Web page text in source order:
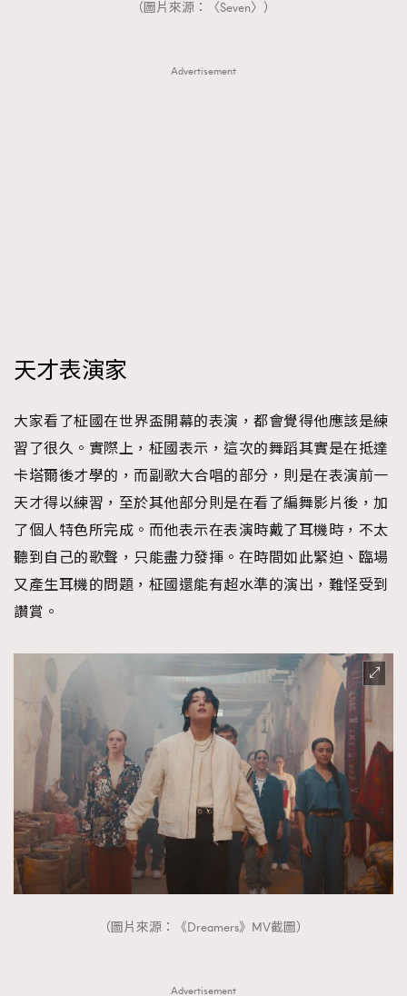
TRENDING
（圖片來源：〈Seven〉）
Advertisement
天才表演家
大家看了柾國在世界盃開幕的表演，都會覺得他應該是練
習了很久。實際上，柾國表示，這次的舞蹈其實是在抵達
卡塔爾後才學的，而副歌大合唱的部分，則是在表演前一
天才得以練習，至於其他部分則是在看了編舞影片後，加
了個人特色所完成。而他表示在表演時戴了耳機時，不太
聽到自己的歌聲，只能盡力發揮。在時間如此緊迫、臨場
又產生耳機的問題，柾國還能有超水準的演出，難怪受到
讚賞。
（圖片來源：《Dreamers》MV截圖）
Advertisement